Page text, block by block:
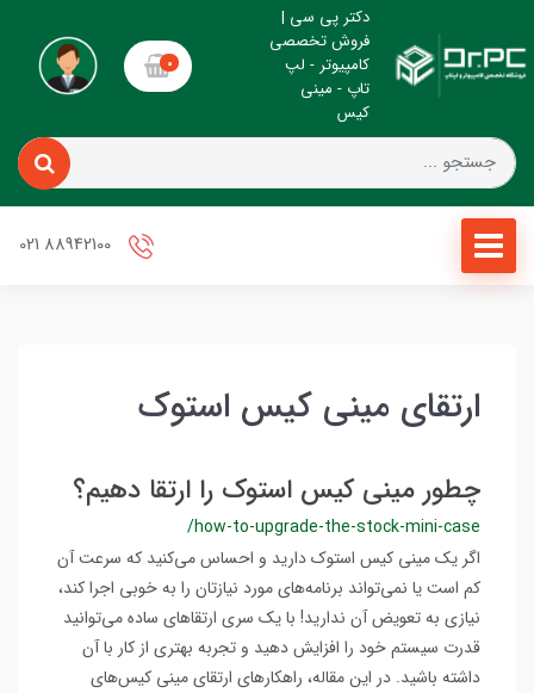
دکتر پی سی |
فروش تخصصی
کامپیوتر - لپ
تاپ - مینی
کیس
0
ارتقای مینی کیس استوک
چطور مینی کیس استوک را ارتقا دهیم؟
/how-to-upgrade-the-stock-mini-case
اگر یک مینی کیس استوک دارید و احساس می‌کنید که سرعت آن
کم است یا نمی‌تواند برنامه‌های مورد نیازتان را به خوبی اجرا کند،
نیازی به تعویض آن ندارید! با یک سری ارتقاهای ساده می‌توانید
قدرت سیستم خود را افزایش دهید و تجربه بهتری از کار با آن
داشته باشید. در این مقاله، راهکارهای ارتقای مینی کیس‌های